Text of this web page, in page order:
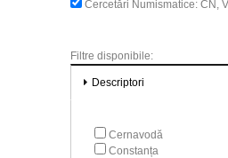
Cercetări Numismatice: CN,
Filtre disponibile:
Descriptori
Cernavodă
Constanța